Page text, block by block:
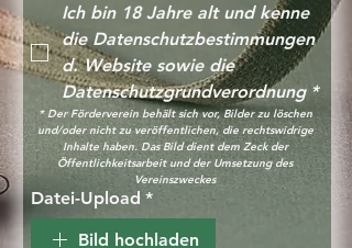
Ich bin 18 Jahre alt und kenne
die Datenschutzbestimmungen
d. Website sowie die
Datenschutzgrundverordnung *
* Der Förderverein behält sich vor, Bilder zu löschen
und/oder nicht zu veröffentlichen, die rechtswidrige
Inhalte haben. Das Bild dient dem Zeck der
Öffentlichkeitsarbeit und der Umsetzung des
Vereinszweckes
Datei-Upload *
Bild hochladen